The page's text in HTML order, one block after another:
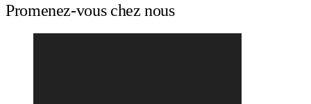
Promenez-vous chez nous